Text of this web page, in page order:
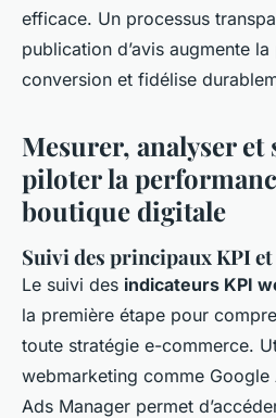
efficace. Un processus
publication d’avis augmente
conversion et fidélise
Mesurer, analyser et
piloter la
boutique digitale
Suivi des principaux KPI
Le suivi des indicateurs KPI
la première étape pour
toute stratégie e-commerce.
webmarketing comme
Ads Manager permet